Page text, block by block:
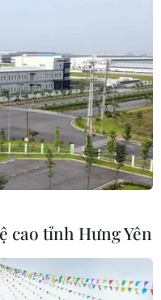
thiêu rụi các
cháy lớn phá hủy
lớn của thế giới, cùng
"bà hỏa" thiêu rụi
cao tỉnh Hưng Yên